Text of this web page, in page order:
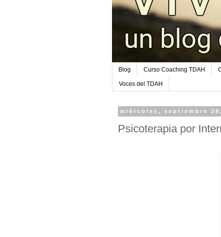
Blog Curso Coaching TDAH
Voces del TDAH
miércoles, septiembre
Psicoterapia por